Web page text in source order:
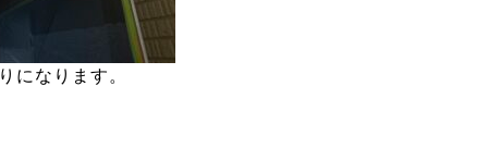
になります。